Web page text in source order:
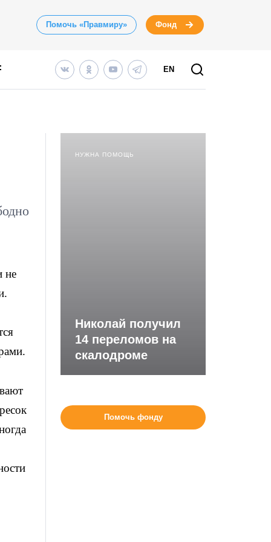
Помочь «Правмиру» Фонд
EN
не
НУЖНА ПОМОЩЬ
Николай получил
14 переломов на
скалодроме
Помочь фонду